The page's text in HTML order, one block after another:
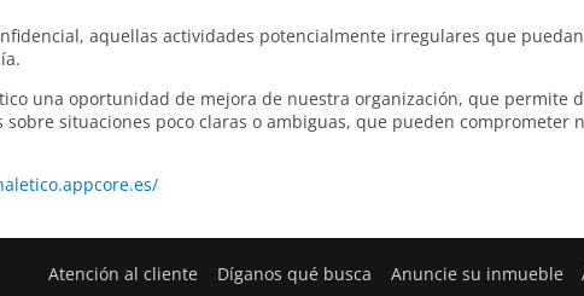
aquellas actividades potencialmente irregulares que
Ético una oportunidad de mejora de nuestra organización, que permite
situaciones poco claras o ambiguas, que pueden comprometer
Atención al cliente Díganos qué busca Anuncie su inmueble